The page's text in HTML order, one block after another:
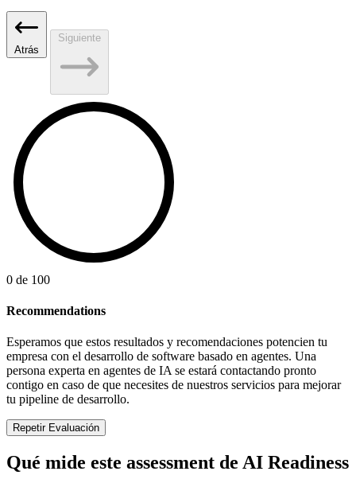
Atrás
Siguiente
0 de 100
Recommendations
Esperamos que estos resultados y recomendaciones potencien tu
empresa con el desarrollo de software basado en agentes. Una
persona experta en agentes de IA se estará contactando pronto
contigo en caso de que necesites de nuestros servicios para mejorar
tu pipeline de desarrollo.
Repetir Evaluación
Qué mide este assessment de AI Readiness